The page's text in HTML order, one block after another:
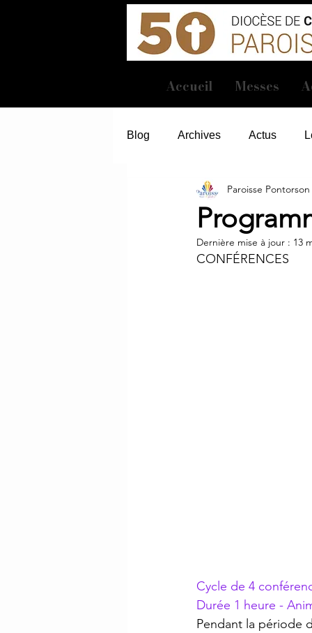
Accueil Messes
Blog Archives Actus
Paroisse
Dernière mise à jour : 13
CONFÉRENCES
Cycle de 4
Durée 1 heure -
Pendant la période